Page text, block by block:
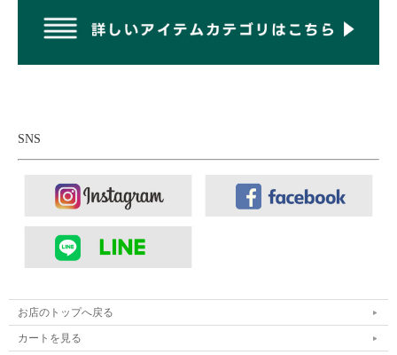
SNS
お店のトップへ戻る
カートを見る